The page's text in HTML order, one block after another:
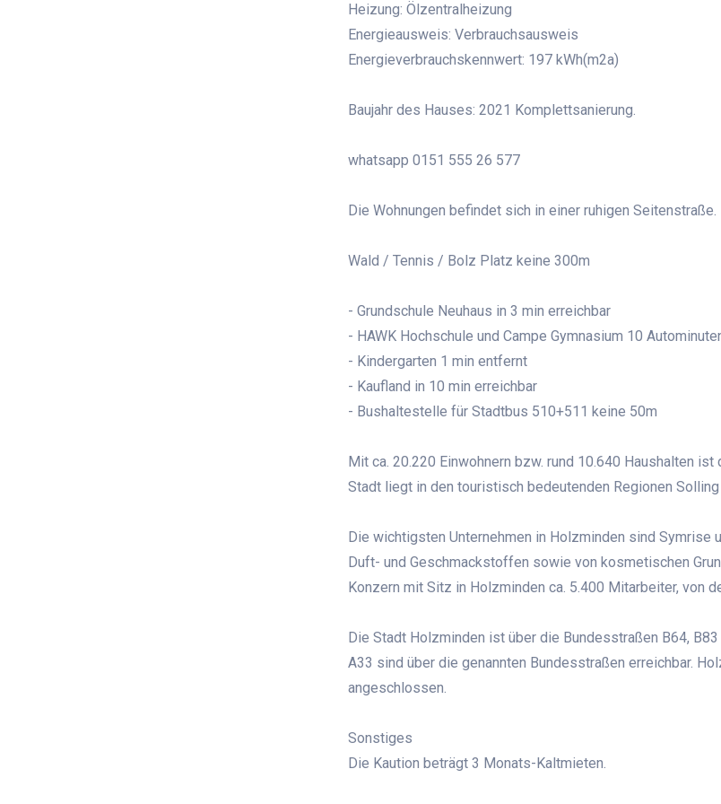
Heizung: Ölzentralheizung
Energieausweis: Verbrauchsausweis
Energieverbrauchskennwert: 197 kWh(m2a)
Baujahr des Hauses: 2021 Komplettsanierung.
whatsapp 0151 555 26 577
Die Wohnungen befindet sich in einer ruhigen Seitenstraße.
Wald / Tennis / Bolz Platz keine 300m
- Grundschule Neuhaus in 3 min erreichbar
- HAWK Hochschule und Campe Gymnasium 10
- Kindergarten 1 min entfernt
- Kaufland in 10 min erreichbar
- Bushaltestelle für Stadtbus 510+511 keine 50m
Mit ca. 20.220 Einwohnern bzw. rund 10.640 Haushalten
Stadt liegt in den touristisch bedeutenden Regionen
Die wichtigsten Unternehmen in Holzminden sind
Duft- und Geschmackstoffen sowie von kosmetischen
Konzern mit Sitz in Holzminden ca. 5.400 Mitarbeiter, von
Die Stadt Holzminden ist über die Bundesstraßen B64,
A33 sind über die genannten Bundesstraßen erreichbar.
angeschlossen.
Sonstiges
Die Kaution beträgt 3 Monats-Kaltmieten.